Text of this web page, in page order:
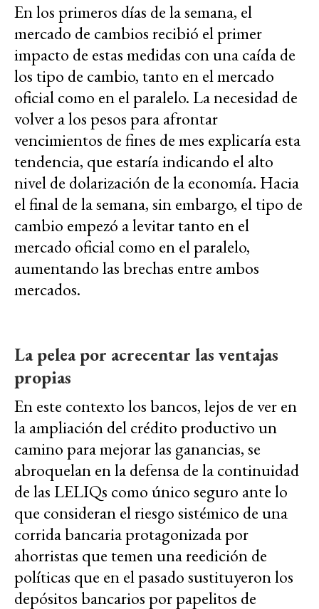
En los primeros días de la semana, el
mercado de cambios recibió el primer
impacto de estas medidas con una caída de
los tipo de cambio, tanto en el mercado
oficial como en el paralelo. La necesidad de
volver a los pesos para afrontar
vencimientos de fines de mes explicaría esta
tendencia, que estaría indicando el alto
nivel de dolarización de la economía. Hacia
el final de la semana, sin embargo, el tipo de
cambio empezó a levitar tanto en el
mercado oficial como en el paralelo,
aumentando las brechas entre ambos
mercados.
La pelea por acrecentar las ventajas
propias
En este contexto los bancos, lejos de ver en
la ampliación del crédito productivo un
camino para mejorar las ganancias, se
abroquelan en la defensa de la continuidad
de las LELIQs como único seguro ante lo
que consideran el riesgo sistémico de una
corrida bancaria protagonizada por
ahorristas que temen una reedición de
políticas que en el pasado sustituyeron los
depósitos bancarios por papelitos de